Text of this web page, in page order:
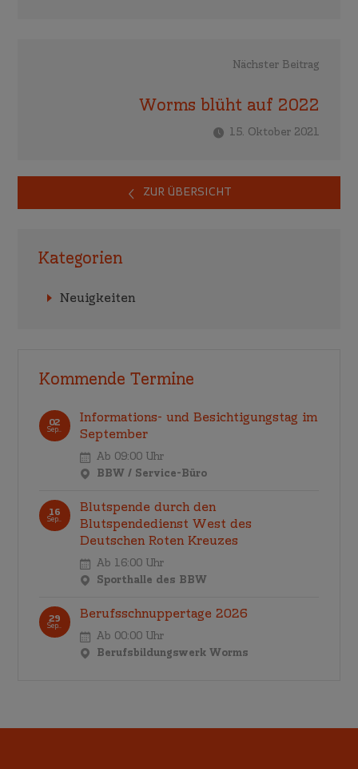
Nächster Beitrag
Worms blüht auf 2022
15. Oktober 2021
ZUR ÜBERSICHT
Kategorien
Neuigkeiten
Kommende Termine
02
Sep..
Informations- und Besichtigungstag im
September
Ab 09:00 Uhr
BBW / Service-Büro
16
Sep..
Blutspende durch den
Blutspendedienst West des
Deutschen Roten Kreuzes
Ab 16:00 Uhr
Sporthalle des BBW
29
Sep..
Berufsschnuppertage 2026
Ab 00:00 Uhr
Berufsbildungswerk Worms